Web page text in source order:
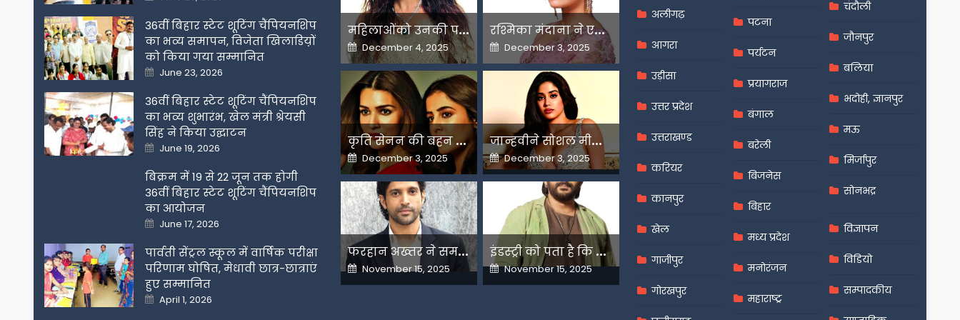
36वीं बिहार स्टेट शूटिंग चैंपियनशिप
का भव्य समापन, विजेता खिलाडिय़ों
को किया गया सम्मानित
Posted
on
June 23, 2026
36वीं बिहार स्टेट शूटिंग चैंपियनशिप
का भव्य शुभारंभ, खेल मंत्री श्रेयसी
सिंह ने किया उद्घाटन
Posted
on
June 19, 2026
बिक्रम में 19 से 22 जून तक होगी
36वीं बिहार स्टेट शूटिंग चैंपियनशिप
का आयोजन
Posted
on
June 17, 2026
पार्वती सेंट्रल स्कूल में वार्षिक परीक्षा
परिणाम घोषित, मेधावी छात्र-छात्राएं
हुए सम्मानित
Posted
on
April 1, 2026
म
हिलाओंको उनकी पसंद के लिए उन्हें जज किया जाता है-मलाइका
Posted
on
December 4, 2025
र
श्मिका मंदाना ने एआई के बढ़ते दुरुपयोग पर जतायी नाराजगी
Posted
on
December 3, 2025
क
ृति सेनन की बहन नूपुर अगले महीने करेंगी डेस्टिनेशन मैरिज
Posted
on
December 3, 2025
ज
ान्हवीने सोशल मीडियापर उठाये सवाल
Posted
on
December 3, 2025
फ
रहान अख्तर ने समझाया देशभक्ति और अंधभक्ति का फर्क
Posted
on
November 15, 2025
इ
ंडस्ट्री को पता है कि मैं कहीं नहीं जाने वाला-अरशद वारसी
Posted
on
November 15, 2025
अलीगढ़
आगरा
उड़ीसा
उत्तर प्रदेश
उत्तराखण्ड
करियर
कानपुर
खेल
गाजीपुर
गोरखपुर
पटना
पर्यटन
प्रयागराज
बंगाल
बरेली
बिजनेस
बिहार
मध्य प्रदेश
मनोरंजन
महाराष्ट्र
चंदौली
जौनपुर
बलिया
भदोही, ज्ञानपुर
मऊ
मिर्जापुर
सोनभद्र
विज्ञापन
विडियो
सम्पादकीय